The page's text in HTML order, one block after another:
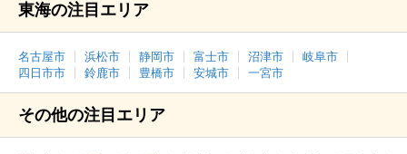
東海の注目エリア
名古屋市 浜松市 静岡市 富士市 沼津市
岐阜市
四日市市
鈴鹿市 豊橋市 安城市 一宮市
その他の注目エリア